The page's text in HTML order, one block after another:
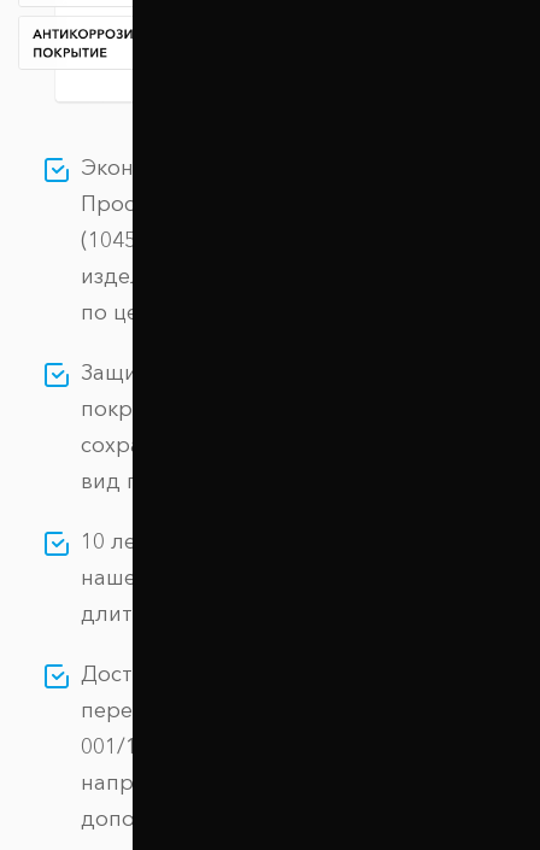
Экономия без потери качества: выбирая
Проставки передних стоек 15 мм BYD F3
(1045-15-001/15), вы получаете надежное
изделие из алюминиевого сплава АК-12
по цене производителя.
Защита от коррозии: специальное
покрытие гарантирует долговечность и
сохраняет первоначальный внешний
вид проставок.
10 лет гарантии: мы уверены в качестве
нашей продукции и предоставляем
длительную гарантию.
Доступная цена: покупая Проставки
передних стоек 15 мм BYD F3 (1045-15-
001/15) у нас, вы получаете продукцию
напрямую от производителя, без
дополнительных наценок.